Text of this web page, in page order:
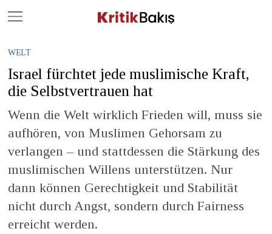
WELT
Israel fürchtet jede muslimische Kraft,
die Selbstvertrauen hat
Wenn die Welt wirklich Frieden will, muss sie
aufhören, von Muslimen Gehorsam zu
verlangen – und stattdessen die Stärkung des
muslimischen Willens unterstützen. Nur
dann können Gerechtigkeit und Stabilität
nicht durch Angst, sondern durch Fairness
erreicht werden.